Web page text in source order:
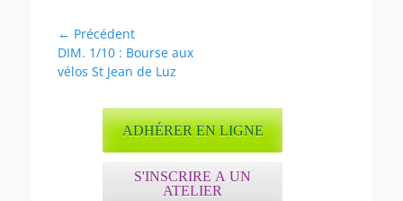
Navigation
de
l’article
← Précédent
Article
précédent :
DIM. 1/10 : Bourse aux
vélos St Jean de Luz
ADHÉRER EN LIGNE
S'INSCRIRE A UN
ATELIER